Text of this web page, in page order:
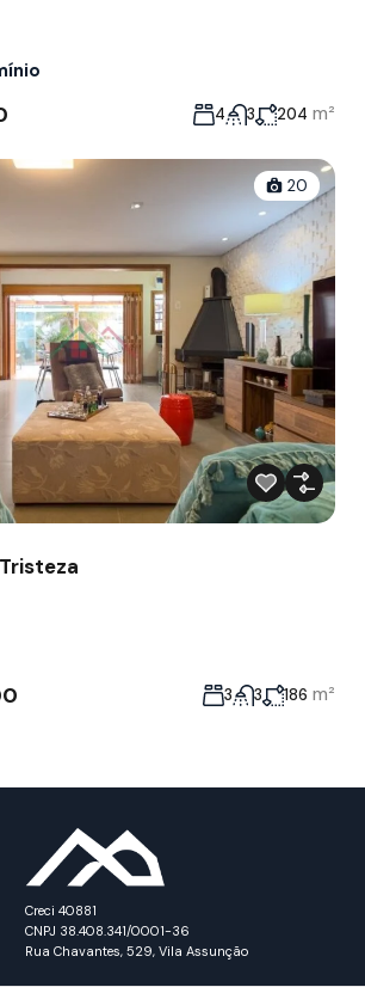
4 3 204 m²
20
3 3 186 m²
Creci 40881
CNPJ 38.408.341/0001-36
Rua Chavantes, 529, Vila Assunção